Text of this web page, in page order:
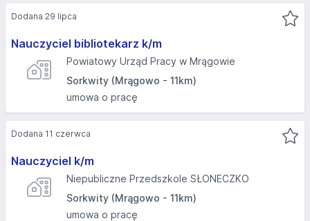
Nauczyciel bibliotekarz k/m
Powiatowy Urząd Pracy w Mrągowie
Sorkwity (Mrągowo - 11km)
umowa o pracę
Dodana 29 lipca
Nauczyciel k/m
Niepubliczne Przedszkole SŁONECZKO
Sorkwity (Mrągowo - 11km)
umowa o pracę
Dodana 11 czerwca